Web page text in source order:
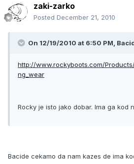
zaki-zarko
Posted December 21, 2010
On 12/19/2010 at 6:50 PM,
http://www.rockyboots.com/
ng_wear
Rocky je isto jako dobar. Ima ga kod
Bacide cekamo da nam kazes de ima